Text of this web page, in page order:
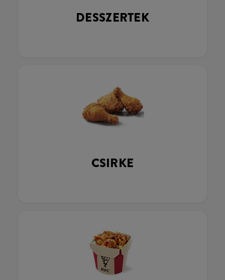
DESSZERTEK
CSIRKE